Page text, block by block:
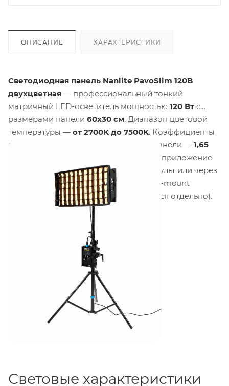
ОПИСАНИЕ ХАРАКТЕРИСТИКИ
Светодиодная панель Nanlite PavoSlim 120B
двухцветная — профессиональный тонкий
матричный LED-осветитель мощностью 120 Вт с
размерами панели 60x30 см. Диапазон цветовой
температуры — от 2700K до 7500K. Коэффициенты
цветопередачи:
. Вес панели — 1,65
. Управление осуществляется через приложение
по Bluetooth, через 2.4 ГГц пульт или через
DMX/RDM. Питание — от сети или от V-mount
аккумуляторов (адаптер приобретается отдельно).
Световые характеристики